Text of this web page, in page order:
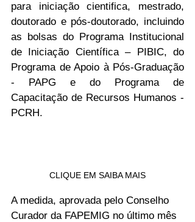
para iniciação cientifica, mestrado,
doutorado e pós-doutorado, incluindo
as bolsas do Programa Institucional
de Iniciação Científica – PIBIC, do
Programa de Apoio à Pós-Graduação
- PAPG e do Programa de
Capacitação de Recursos Humanos -
PCRH.
CLIQUE EM SAIBA MAIS
A medida, aprovada pelo Conselho
Curador da FAPEMIG no último mês